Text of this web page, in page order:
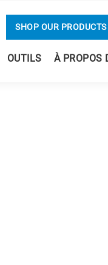
SHOP OUR PRODUCTS
OUTILS À PROPOS